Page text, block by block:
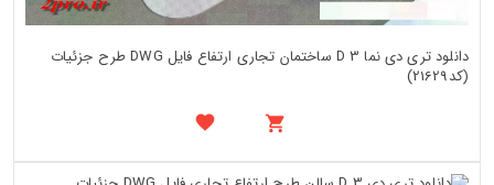
دانلود تری دی نما 3 D ساختمان تجاری ارتفاع فایل DWG طرح جزئیات
(کد21629)